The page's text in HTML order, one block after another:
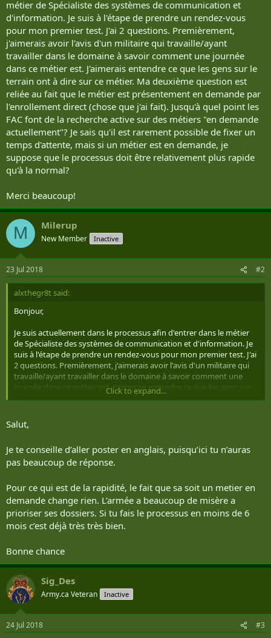
métier de Spécialiste des systèmes de communication et
d'information. Je suis à l'étape de prendre un rendez-vous
pour mon premier test. J'ai 2 questions. Premièrement,
j'aimerais avoir l'avis d'un militaire qui travaille/ayant
travailler dans le domaine à savoir comment une journée
dans ce métier est. J'aimerais entendre ce que les gens sur le
terrain ont à dire sur ce métier. Ma deuxième question est
reliée au fait que le métier est présentement en demande par
l'enrollement direct (chose que j'ai fait). Jusqu'à quel point les
FAC font de la recherche active sur des métiers "en demande
actuellement"? Je sais qu'il est rarement possible de fixer un
temps d'attente, mais si un métier est en demande, je
suppose que le processus doit être relativement plus rapide
qu'à la normal?
Merci beaucoup!
M Milerup
New Member Inactive
23 Jul 2018 #2
alxthegr8t said:
Bonjour,
Je suis actuellement dans le processus afin d'entrer dans le métier
de Spécialiste des systèmes de communication et d'information. Je
suis à l'étape de prendre un rendez-vous pour mon premier test. J'ai
2 questions. Premièrement, j'aimerais avoir l'avis d'un militaire qui
travaille/ayant travailler dans le domaine à savoir comment une
journée dans ce métier est. J'aimerais entendre ce que les gens sur
le terrain ont à dire sur ce métier. Ma deuxième question est reliée
l'enrollement direct (chose que j'ai fait). Jusqu'à quel point les FAC
font de la recherche active sur des métiers "en demande
d'attente, mais si un métier est en demande, je suppose que le
processus doit être relativement plus rapide qu'à la normal?
Merci beaucoup!
Click to expand...
Salut,
Je te conseille d’aller poster en anglais, puisqu’ici tu n’auras
pas beaucoup de réponse.
Pour ce qui est de la rapidité, le fait que sa soit un metier en
demande change rien. L’armée a beaucoup de misère a
prioriser ses dossiers. Si tu fais le processus en moins de 6
mois c’est déjà très très bien.
Bonne chance
Sig_Des
Army.ca Veteran Inactive
24 Jul 2018 #3